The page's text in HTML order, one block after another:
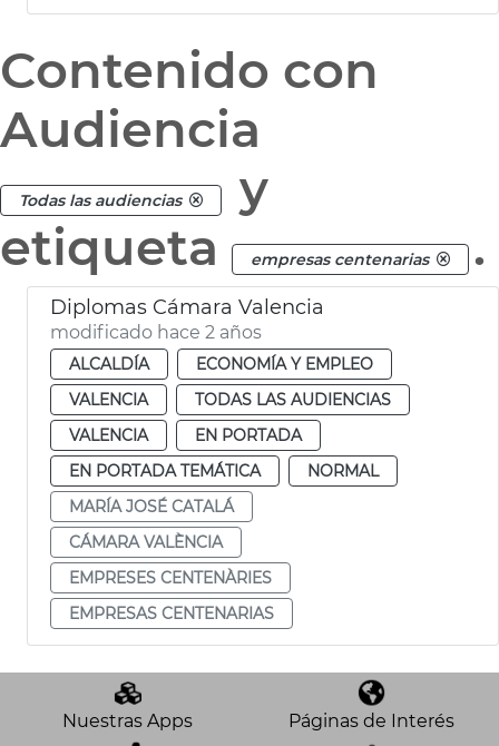
Contenido con
Audiencia
Todas las audiencias
y
etiqueta
empresas centenarias .
Diplomas Cámara Valencia
modificado hace 2 años
ALCALDÍA
ECONOMÍA Y EMPLEO
VALENCIA
TODAS LAS AUDIENCIAS
VALENCIA
EN PORTADA
EN PORTADA TEMÁTICA
NORMAL
MARÍA JOSÉ CATALÁ
CÁMARA VALÈNCIA
EMPRESES CENTENÀRIES
EMPRESAS CENTENARIAS
Nuestras Apps Páginas de Interés